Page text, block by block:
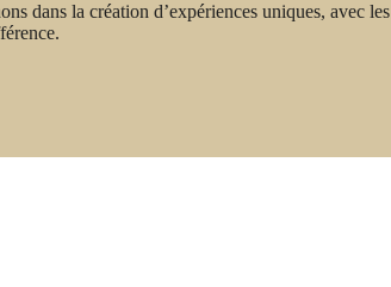
dans la création d’expériences uniques, avec les